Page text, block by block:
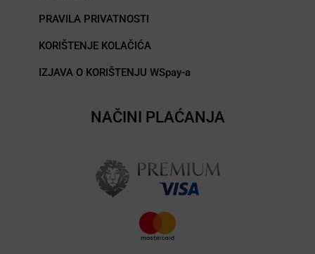
PRAVILA PRIVATNOSTI
KORIŠTENJE KOLAČIĆA
IZJAVA O KORIŠTENJU WSpay-a
NAČINI PLAĆANJA